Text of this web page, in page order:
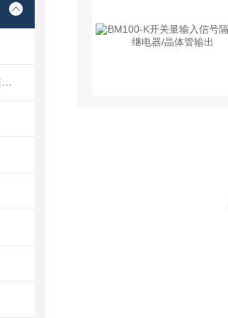
BM100-K系列开关量输入信号隔离器